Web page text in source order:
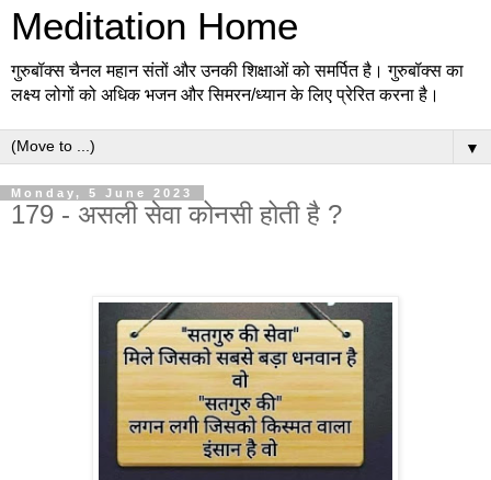
Meditation Home
गुरुबॉक्स चैनल महान संतों और उनकी शिक्षाओं को समर्पित है। गुरुबॉक्स का
लक्ष्य लोगों को अधिक भजन और सिमरन/ध्यान के लिए प्रेरित करना है।
▼
Monday, 5 June 2023
179 - असली सेवा कोनसी होती है ?